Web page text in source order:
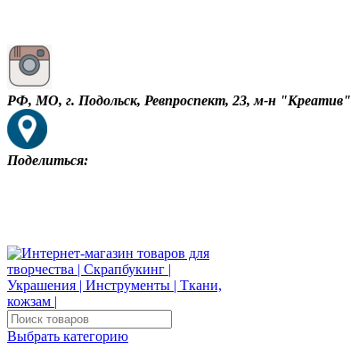
РФ, МО, г. Подольск, Ревпроспект, 23, м-н "Креатив"
Поделиться:
Выбрать категорию